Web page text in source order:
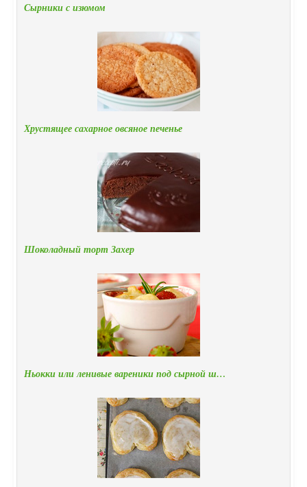
Сырники с изюмом
Хрустящее сахарное овсяное печенье
Шоколадный торт Захер
Ньокки или ленивые вареники под сырной ш…